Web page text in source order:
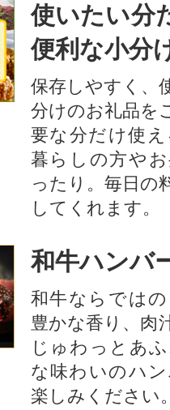
使いたい分
便利な小分
保存しやすく、
分けのお礼品を
要な分だけ使
暮らしの方や
ったり。毎日の
してくれます。
和牛ハンバ
和牛ならでは
豊かな香り、肉
じゅわっとあ
な味わいのハ
楽しみください